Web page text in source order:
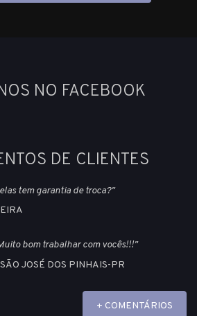
NO FACEBOOK
DE CLIENTES
tem garantia de troca?"
bom trabalhar com vocês!!!"
JOSÉ DOS PINHAIS-PR
+ COMENTÁRIOS